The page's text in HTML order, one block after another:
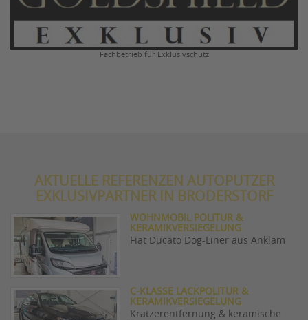
Fachbetrieb für Exklusivschutz
AKTUELLE REFERENZEN AUTOPUTZER
EXKLUSIVPARTNER IN BRODERSTORF
WOHNMOBIL POLITUR &
KERAMIKVERSIEGELUNG
Fiat Ducato Dog-Liner aus Anklam
C-KLASSE LACKPOLITUR &
KERAMIKVERSIEGELUNG
Kratzerentfernung & keramische